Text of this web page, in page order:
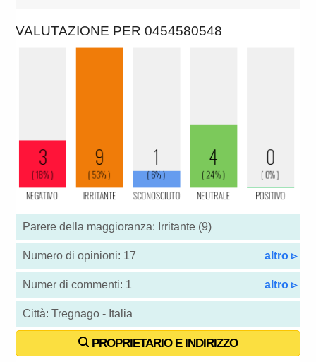
VALUTAZIONE PER 0454580548
Parere della maggioranza: Irritante (9)
Numero di opinioni: 17 altro ▹
Numer di commenti: 1 altro ▹
Città: Tregnago - Italia
PROPRIETARIO E INDIRIZZO